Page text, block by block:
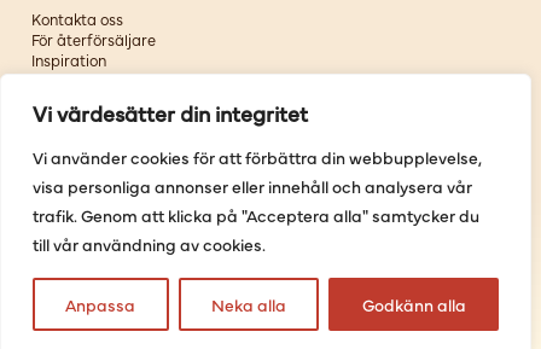
Vi värdesätter din integritet
Vi använder cookies för att förbättra din webbupplevelse,
visa personliga annonser eller innehåll och analysera vår
trafik. Genom att klicka på "Acceptera alla" samtycker du
till vår användning av cookies.
Anpassa Neka alla Godkänn alla
Kontakta oss
För återförsäljare
Inspiration
Om oss
Följ oss
Facebook
Instagram
Pinterest
Youtube